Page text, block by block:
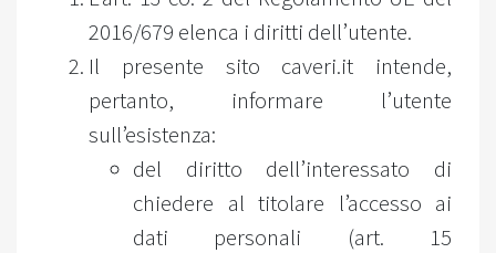
2016/679 elenca i diritti dell’utente.
Il presente sito caveri.it intende,
pertanto, informare l’utente
sull’esistenza:
del diritto dell’interessato di
chiedere al titolare l’accesso ai
dati personali (art. 15